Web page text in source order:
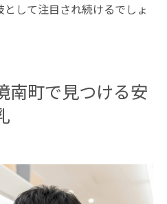
して注目され続けるでしょ
南町で見つける安